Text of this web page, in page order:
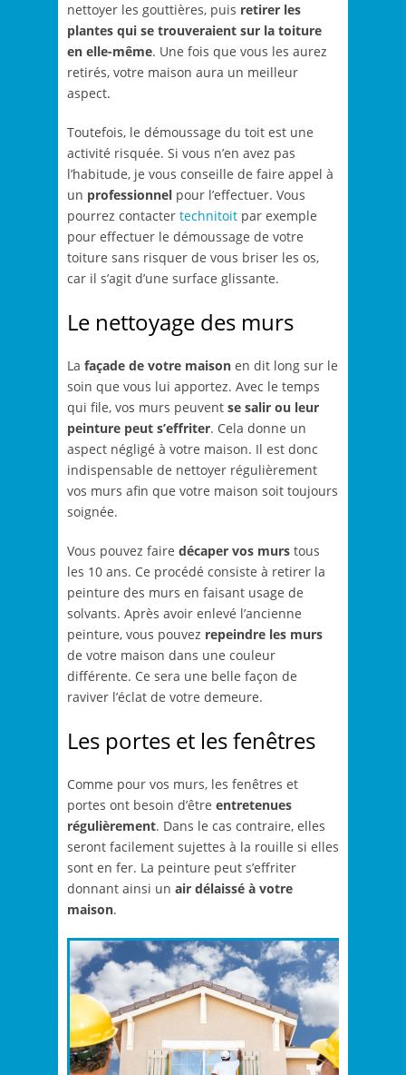
nettoyer les gouttières, puis retirer les
plantes qui se trouveraient sur la toiture
en elle-même. Une fois que vous les aurez
retirés, votre maison aura un meilleur
aspect.
Toutefois, le démoussage du toit est une
activité risquée. Si vous n’en avez pas
l’habitude, je vous conseille de faire appel à
un professionnel pour l’effectuer. Vous
pourrez contacter technitoit par exemple
pour effectuer le démoussage de votre
toiture sans risquer de vous briser les os,
car il s’agit d’une surface glissante.
Le nettoyage des murs
La façade de votre maison en dit long sur le
soin que vous lui apportez. Avec le temps
qui file, vos murs peuvent se salir ou leur
peinture peut s’effriter. Cela donne un
aspect négligé à votre maison. Il est donc
indispensable de nettoyer régulièrement
vos murs afin que votre maison soit toujours
soignée.
Vous pouvez faire décaper vos murs tous
les 10 ans. Ce procédé consiste à retirer la
peinture des murs en faisant usage de
solvants. Après avoir enlevé l’ancienne
peinture, vous pouvez repeindre les murs
de votre maison dans une couleur
différente. Ce sera une belle façon de
raviver l’éclat de votre demeure.
Les portes et les fenêtres
Comme pour vos murs, les fenêtres et
portes ont besoin d’être entretenues
régulièrement. Dans le cas contraire, elles
seront facilement sujettes à la rouille si elles
sont en fer. La peinture peut s’effriter
donnant ainsi un air délaissé à votre
maison.